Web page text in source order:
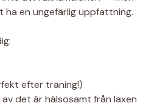
en ungefärlig uppfattning.
efter träning!)
det är hälsosamt från laxen